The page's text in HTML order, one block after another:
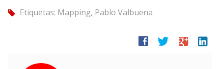
tag Etiquetas: Mapping, Pablo Valbuena
facebook twitter google linkedin